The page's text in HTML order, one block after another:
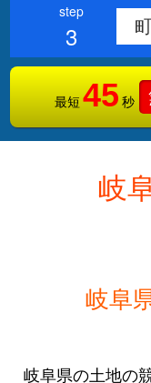
3
最短 45 秒
岐
岐阜
岐阜県の土地の